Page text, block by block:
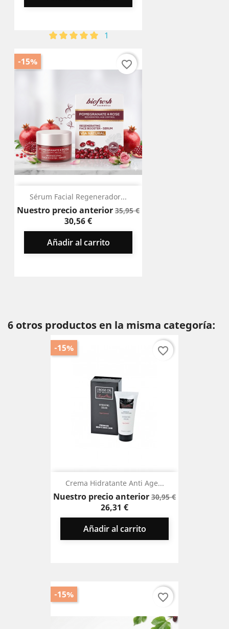
1
Sérum Facial Regenerador...
Nuestro precio anteriorPrecio
35,95 €Precio
30,56 €
Añadir al carrito
-15% favorite_border
6 otros productos en la misma categoría:
Crema Hidratante Anti Age...
Nuestro precio anteriorPrecio
30,95 €Precio
26,31 €
Añadir al carrito
-15% favorite_border
-15% favorite_border